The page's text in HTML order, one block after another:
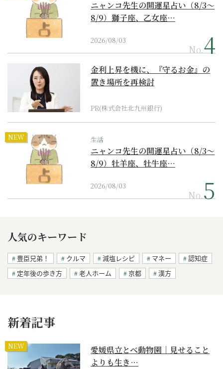
ニャンコ先生の開運星占い（8/3～
8/9）獅子座、乙女座…
2026/08/03
No.
金利上昇を機に、『守るお金』の
置き場所を再検討
PR(株式会社北九州銀行)
NEW 生活
ニャンコ先生の開運星占い（8/3～
8/9）牡羊座、牡牛座…
2026/08/03
No.
人気のキーワード
豊臣兄弟！ クルマ 減塩レシピ マネー
認知症
定年後の歩き方
老人ホーム 京都 漢方
新着記事
NEW
愛媛県立とべ動物園｜見せること
よりも生き…